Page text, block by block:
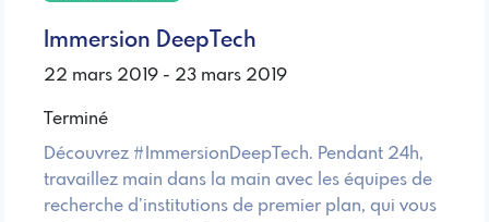
Immersion DeepTech
22 mars 2019 - 23 mars 2019
Terminé
Découvrez #ImmersionDeepTech. Pendant 24h,
travaillez main dans la main avec les équipes de
recherche d’institutions de premier plan, qui vous